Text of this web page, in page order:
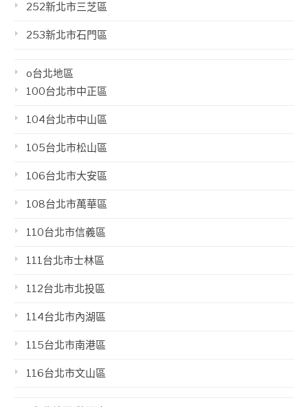
252新北市三芝區
253新北市石門區
o台北地區
100台北市中正區
104台北市中山區
105台北市松山區
106台北市大安區
108台北市萬華區
110台北市信義區
111台北市士林區
112台北市北投區
114台北市內湖區
115台北市南港區
116台北市文山區